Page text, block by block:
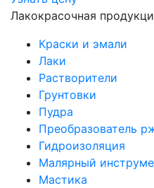
Лакокрасочная
Краски и эмали
Лаки
Растворители
Грунтовки
Пудра
Преобразователь
Гидроизоляция
Малярный
Мастика